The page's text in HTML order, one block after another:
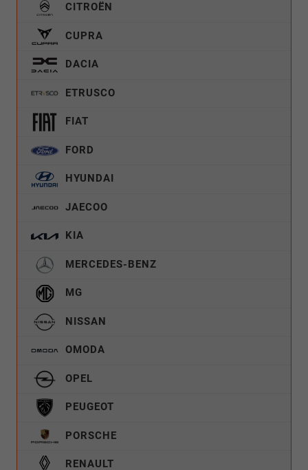
CITROËN
CUPRA
DACIA
ETRUSCO
FIAT
FORD
HYUNDAI
JAECOO
KIA
MERCEDES-BENZ
MG
NISSAN
OMODA
OPEL
PEUGEOT
PORSCHE
RENAULT